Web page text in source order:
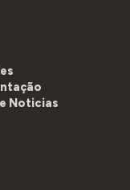
Noticias